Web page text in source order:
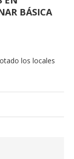
BÁSICA
los locales